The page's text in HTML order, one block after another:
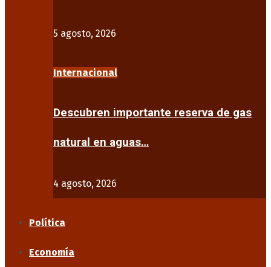
5 agosto, 2026
Internacional
Descubren importante reserva de gas
natural en aguas…
4 agosto, 2026
Política
Economía